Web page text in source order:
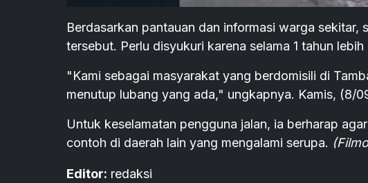
Berdasarkan pantauan dan informasi warga
tersebut. Perlu disyukuri karena selama 1 tahun
"Kami sebagai masyarakat yang berdomisili di
menutup lubang yang ada," ungkapnya. Kamis, (8/
Untuk keselamatan pengguna jalan, ia berharap
contoh di daerah lain yang mengalami serupa.
Editor: redaksi